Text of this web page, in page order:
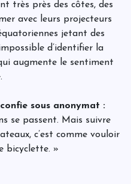
très près des côtes, des
avec leurs projecteurs
jetant des
d’identifier la
augmente le sentiment
sous anonymat :
se passent. Mais suivre
c’est comme vouloir
bicyclette. »